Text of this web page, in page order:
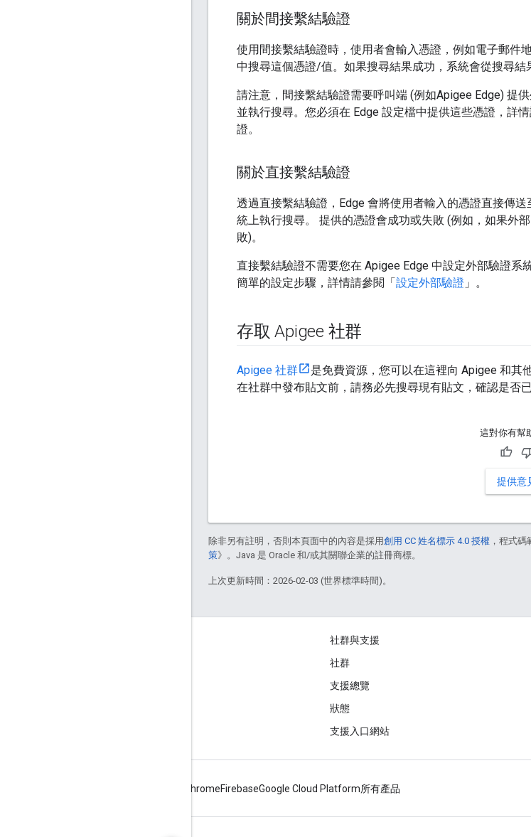
關於間接繫結驗證
使用間接繫結驗證時，使用者會輸入憑證，例如電子郵件
中搜尋這個憑證/值。如果搜尋結果成功，系統會從搜尋結
請注意，間接繫結驗證需要呼叫端 (例如Apigee Edge) 提
並執行搜尋。您必須在 Edge 設定檔中提供這些憑證，詳
證。
關於直接繫結驗證
透過直接繫結驗證，Edge 會將使用者輸入的憑證直接傳
統上執行搜尋。 提供的憑證會成功或失敗 (例如，如果外
敗)。
直接繫結驗證不需要您在 Apigee Edge 中設定外部驗證
簡單的設定步驟，詳情請參閱「設定外部驗證 」。
存取 Apigee 社群
Apigee 社群
是免費資源，您可以在這裡向 Apigee 和其
在社群中發布貼文前，請務必先搜尋現有貼文，確認是否已
這對你有幫
提供意
除非另有註明，否則本頁面中的內容是採用創用 CC 姓名標示 4.0 授權 ，程式碼
策》。Java 是 Oracle 和/或其關聯企業的註冊商標。
上次更新時間：2026-02-03 (世界標準時間)。
社群與支援
社群
支援總覽
狀態
支援入口網站
ChromeFirebaseGoogle Cloud Platform所有產品